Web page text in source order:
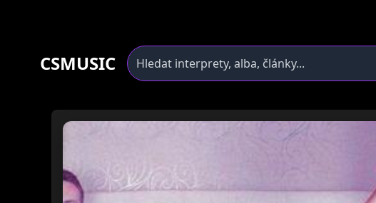
CSMUSIC